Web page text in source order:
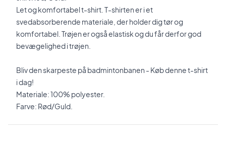
Let og komfortabel t-shirt. T-shirten er i et
svedabsorberende materiale, der holder dig tør og
komfortabel. Trøjen er også elastisk og du får derfor god
bevægelighed i trøjen.
Bliv den skarpeste på badmintonbanen - Køb denne t-shirt
i dag!
Materiale: 100% polyester.
Farve: Rød/Guld.